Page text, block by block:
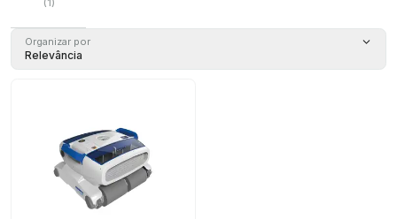
(1)
Organizar por
Relevância